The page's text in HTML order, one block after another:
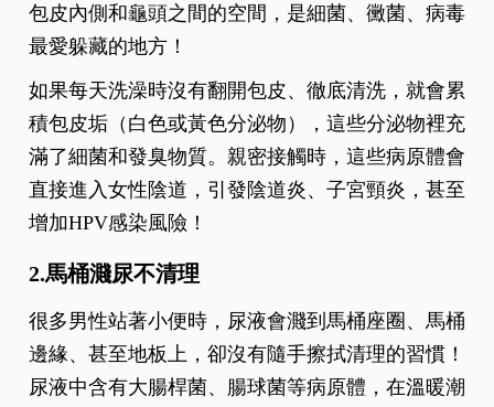
包皮內側和龜頭之間的空間，是細菌、黴菌、病毒
最愛躲藏的地方！
如果每天洗澡時沒有翻開包皮、徹底清洗，就會累
積包皮垢（白色或黃色分泌物），這些分泌物裡充
滿了細菌和發臭物質。親密接觸時，這些病原體會
直接進入女性陰道，引發陰道炎、子宮頸炎，甚至
增加HPV感染風險！
2.馬桶濺尿不清理
很多男性站著小便時，尿液會濺到馬桶座圈、馬桶
邊緣、甚至地板上，卻沒有隨手擦拭清理的習慣！
尿液中含有大腸桿菌、腸球菌等病原體，在溫暖潮